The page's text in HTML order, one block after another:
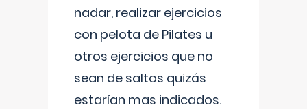
nadar, realizar ejercicios
con pelota de Pilates u
otros ejercicios que no
sean de saltos quizás
estarían mas indicados.